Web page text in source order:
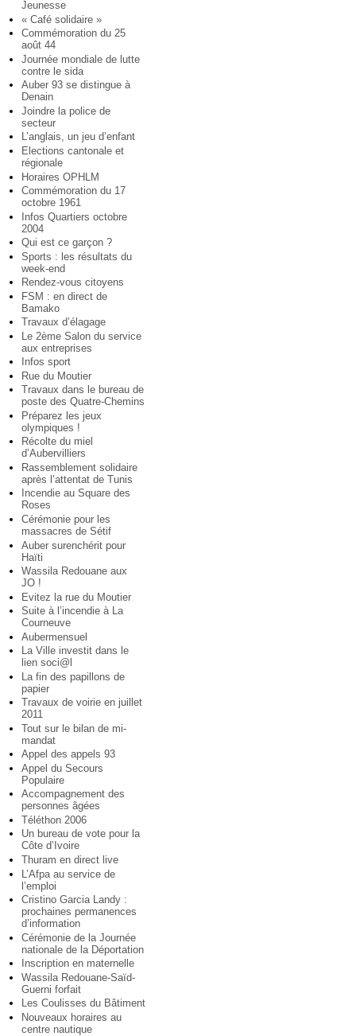
Jeunesse
« Café solidaire »
Commémoration du 25
août 44
Journée mondiale de lutte
contre le sida
Auber 93 se distingue à
Denain
Joindre la police de
secteur
L’anglais, un jeu d’enfant
Elections cantonale et
régionale
Horaires OPHLM
Commémoration du 17
octobre 1961
Infos Quartiers octobre
2004
Qui est ce garçon ?
Sports : les résultats du
week-end
Rendez-vous citoyens
FSM : en direct de
Bamako
Travaux d’élagage
Le 2ème Salon du service
aux entreprises
Infos sport
Rue du Moutier
Travaux dans le bureau de
poste des Quatre-Chemins
Préparez les jeux
olympiques !
Récolte du miel
d’Aubervilliers
Rassemblement solidaire
après l’attentat de Tunis
Incendie au Square des
Roses
Cérémonie pour les
massacres de Sétif
Auber surenchérit pour
Haïti
Wassila Redouane aux
JO !
Evitez la rue du Moutier
Suite à l’incendie à La
Courneuve
Aubermensuel
La Ville investit dans le
lien soci@l
La fin des papillons de
papier
Travaux de voirie en juillet
2011
Tout sur le bilan de mi-
mandat
Appel des appels 93
Appel du Secours
Populaire
Accompagnement des
personnes âgées
Téléthon 2006
Un bureau de vote pour la
Côte d’Ivoire
Thuram en direct live
L’Afpa au service de
l’emploi
Cristino Garcia Landy :
prochaines permanences
d’information
Cérémonie de la Journée
nationale de la Déportation
Inscription en maternelle
Wassila Redouane-Saïd-
Guerni forfait
Les Coulisses du Bâtiment
Nouveaux horaires au
centre nautique